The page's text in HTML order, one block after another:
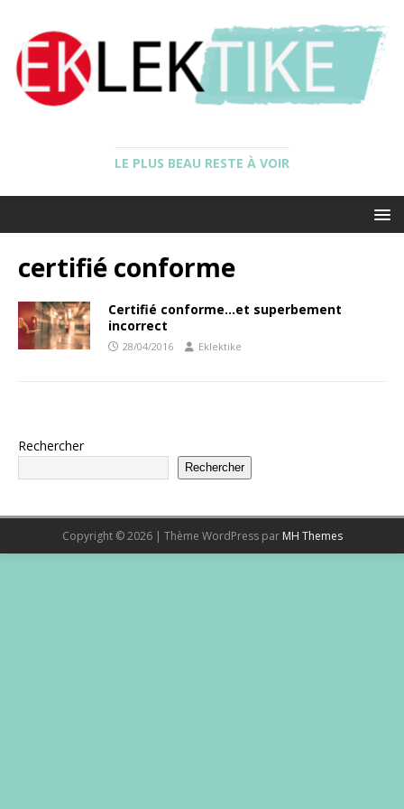
LE PLUS BEAU RESTE À VOIR
certifié conforme
Certifié conforme…et superbement
incorrect
28/04/2016 Eklektike
Rechercher
Rechercher
Copyright © 2026 | Thème WordPress par MH Themes